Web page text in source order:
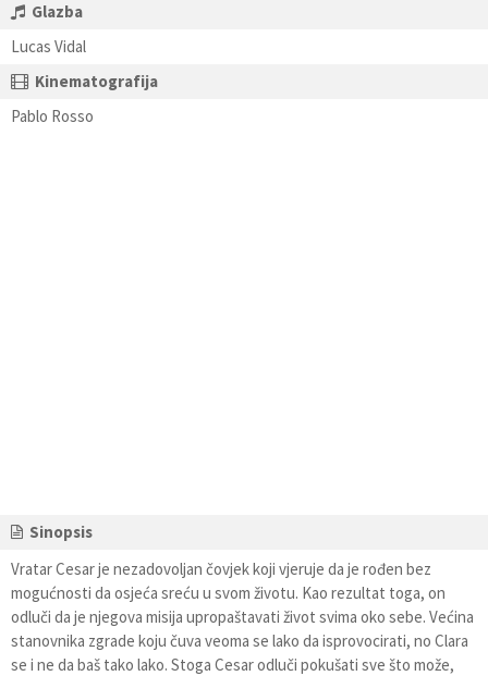
Glazba
Lucas Vidal
Kinematografija
Pablo Rosso
Sinopsis
Vratar Cesar je nezadovoljan čovjek koji vjeruje da je rođen bez
mogućnosti da osjeća sreću u svom životu. Kao rezultat toga, on
odluči da je njegova misija upropaštavati život svima oko sebe. Većina
stanovnika zgrade koju čuva veoma se lako da isprovocirati, no Clara
se i ne da baš tako lako. Stoga Cesar odluči pokušati sve što može,